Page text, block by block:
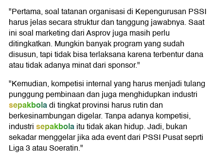
"Pertama, soal tatanan organisasi di Kepengurusan PSSI
harus jelas secara struktur dan tanggung jawabnya. Saat
ini soal marketing dari Asprov juga masih perlu
ditingkatkan. Mungkin banyak program yang sudah
disusun, tapi tidak bisa terlaksana karena terbentur dana
atau tidak adanya minat dari sponsor."
"Kemudian, kompetisi internal yang harus menjadi tulang
punggung pembinaan dan juga menghidupkan industri
sepakboladi tingkat provinsi harus rutin dan
berkesinambungan digelar. Tanpa adanya kompetisi,
industrisepakbolaitu tidak akan hidup. Jadi, bukan
sekadar menggelar jika ada event dari PSSI Pusat seprti
Liga 3 atau Soeratin."